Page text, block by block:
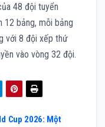
48 đội tuyển
12 bảng, mỗi bảng
với 8 đội xếp thứ
vào vòng 32 đội.
Cup 2026: Một